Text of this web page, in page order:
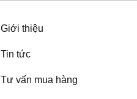
Giới thiệu
Tin tức
Tư vấn mua hàng